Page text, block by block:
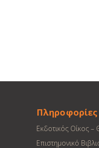
Πληροφορίες
Εκδοτικός Οίκος –
Επιστημονικό